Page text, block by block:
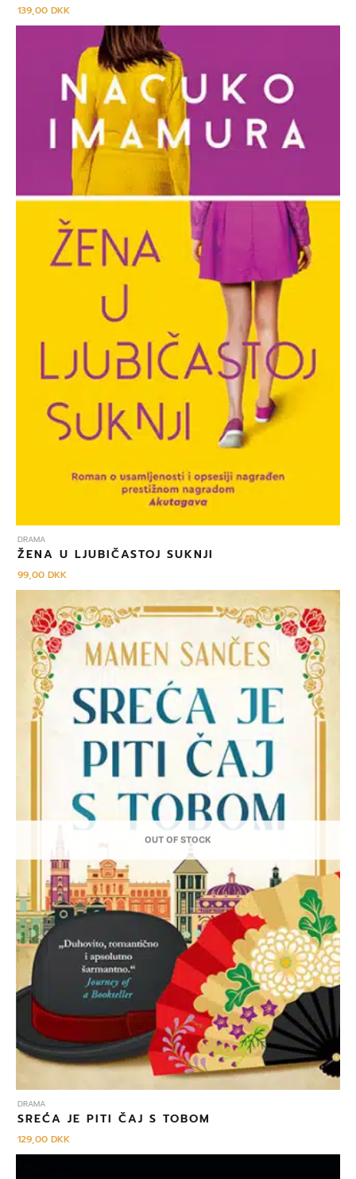
139,00DKK
DRAMA
ŽENA U LJUBIČASTOJ SUKNJI
99,00DKK
OUT OF STOCK
DRAMA
SREĆA JE PITI ČAJ S TOBOM
129,00DKK